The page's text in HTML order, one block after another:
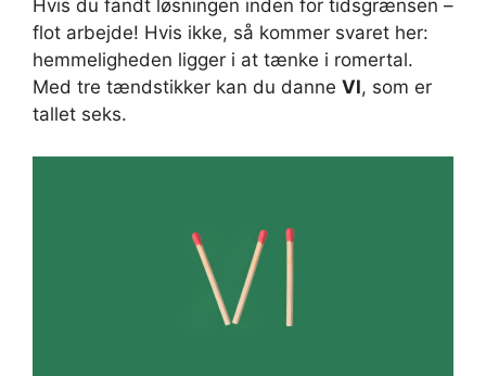
Hvis du fandt løsningen inden for tidsgrænsen –
flot arbejde! Hvis ikke, så kommer svaret her:
hemmeligheden ligger i at tænke i romertal.
Med tre tændstikker kan du danne VI, som er
tallet seks.